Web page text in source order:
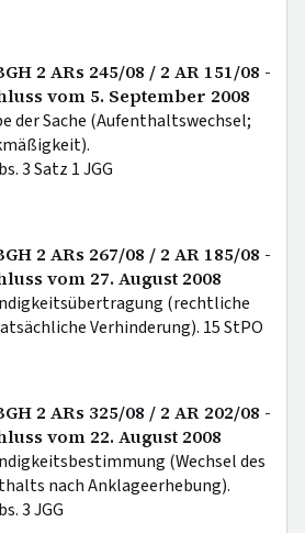
2 ARs 245/08 / 2 AR 151/08 -
vom 5. September 2008
der Sache (Aufenthaltswechsel;
3 Satz 1 JGG
2 ARs 267/08 / 2 AR 185/08 -
vom 27. August 2008
(rechtliche
Verhinderung). 15 StPO
2 ARs 325/08 / 2 AR 202/08 -
vom 22. August 2008
(Wechsel des
nach Anklageerhebung).
3 JGG